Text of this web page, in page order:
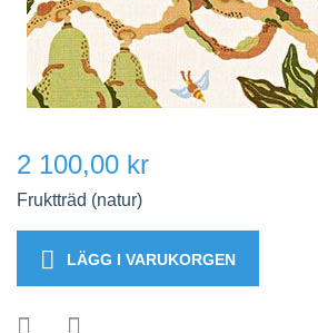
2 100,00 kr
Fruktträd (natur)
LÄGG I VARUKORGEN